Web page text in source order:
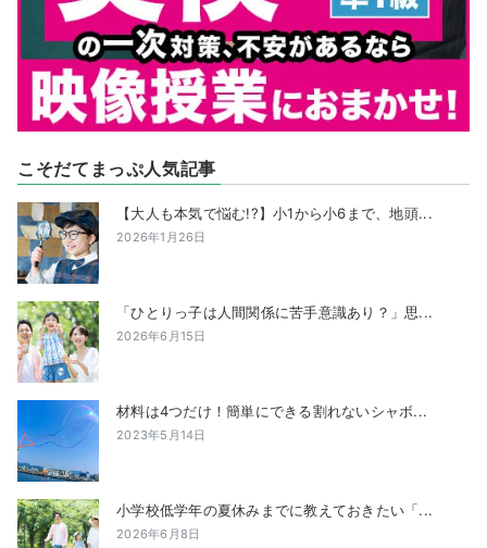
こそだてまっぷ人気記事
【大人も本気で悩む!?】小1から小6まで、地頭...
2026年1月26日
「ひとりっ子は人間関係に苦手意識あり？」思...
2026年6月15日
材料は4つだけ！簡単にできる割れないシャボ...
2023年5月14日
小学校低学年の夏休みまでに教えておきたい「...
2026年6月8日